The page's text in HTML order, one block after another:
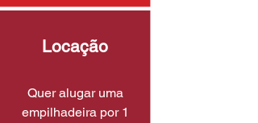
Locação
Quer alugar uma
empilhadeira por 1